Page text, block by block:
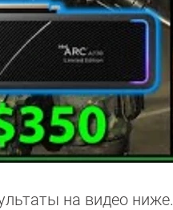
на видео ниже.